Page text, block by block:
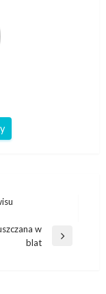
w
blat